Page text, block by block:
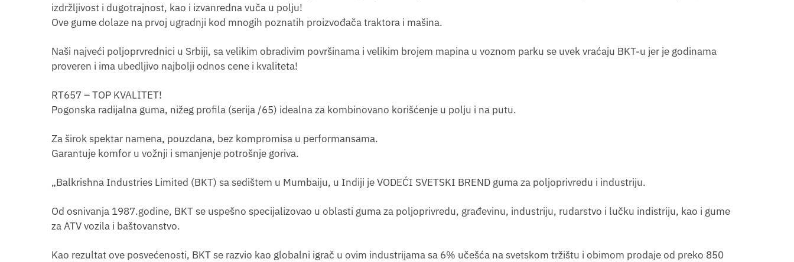
izdržljivost i dugotrajnost, kao i izvanredna vuča u polju!
Ove gume dolaze na prvoj ugradnji kod mnogih poznatih proizvođača traktora i mašina.
Naši najveći poljoprvrednici u Srbiji, sa velikim obradivim površinama i velikim brojem mapina u voznom parku se uvek vraćaju BKT-u jer je godinama
proveren i ima ubedljivo najbolji odnos cene i kvaliteta!
RT657 – TOP KVALITET!
Pogonska radijalna guma, nižeg profila (serija /65) idealna za kombinovano korišćenje u polju i na putu.
Za širok spektar namena, pouzdana, bez kompromisa u performansama.
Garantuje komfor u vožnji i smanjenje potrošnje goriva.
„Balkrishna Industries Limited (BKT) sa sedištem u Mumbaiju, u Indiji je VODEĆI SVETSKI BREND guma za poljoprivredu i industriju.
Od osnivanja 1987.godine, BKT se uspešno specijalizovao u oblasti guma za poljoprivredu, građevinu, industriju, rudarstvo i lučku indistriju, kao i gume
za ATV vozila i baštovanstvo.
Kao rezultat ove posvećenosti, BKT se razvio kao globalni igrač u ovim industrijama sa 6% učešća na svetskom tržištu i obimom prodaje od preko 850